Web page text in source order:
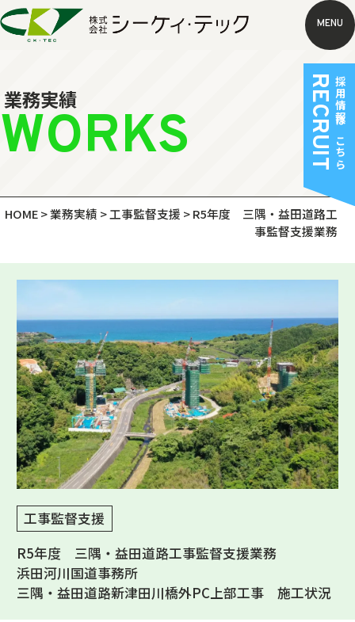
MENU
業務実績
WORKS
HOME>業務実績 >工事監督支援 >R5年度 三隅・益田道路工
事監督支援業務
工事監督支援
R5年度 三隅・益田道路工事監督支援業務
浜田河川国道事務所
三隅・益田道路新津田川橋外PC上部工事 施工状況
採用情報はこちら
RECRUIT